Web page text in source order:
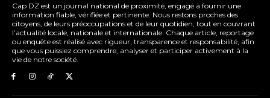
Cap DZ est un journal national de proximité, engagé à fournir une
information fiable, vérifiée et pertinente. Nous restons proches des
citoyens, de leurs préoccupations et de leur quotidien, tout en couvrant
l’actualité locale, nationale et internationale. Chaque article, reportage
ou enquête est réalisé avec rigueur, transparence et responsabilité, afin
que vous puissiez comprendre, analyser et participer activement à la
vie de notre société.